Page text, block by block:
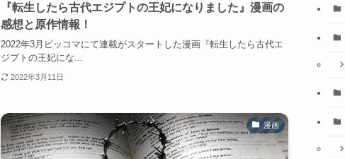
『転生したら古代エジプトの王妃になりました』漫画の
感想と原作情報！
2022年3月ピッコマにて連載がスタートした漫画『転生したら古代エ
ジプトの王妃にな...
2022年3月11日
漫画